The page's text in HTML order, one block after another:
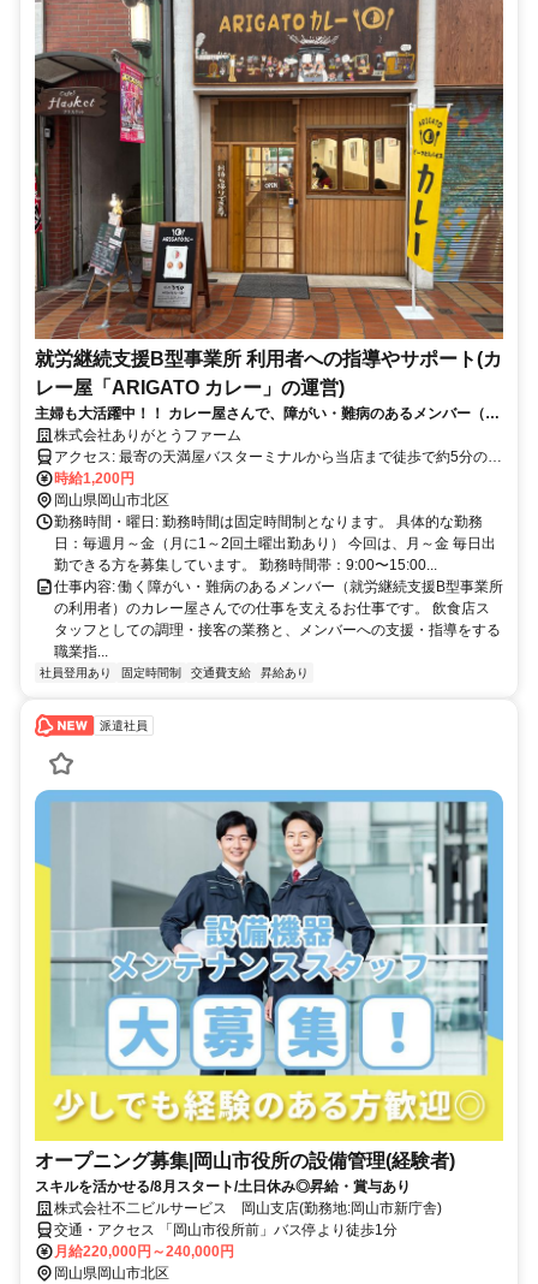
就労継続支援B型事業所 利用者への指導やサポート(カ
レー屋「ARIGATO カレー」の運営)
主婦も大活躍中！！ カレー屋さんで、障がい・難病のあるメンバー（就
労継続支援B型事業所の利用者）の仕事をサポートするお仕事です。
株式会社ありがとうファーム
アクセス: 最寄の天満屋バスターミナルから当店まで徒歩で約5分の距
離です。また、自転車やバイクでのアクセスも可能です。通勤に便利
な立地にありますので、ぜひご検討ください。
時給1,200円
岡山県岡山市北区
勤務時間・曜日: 勤務時間は固定時間制となります。 具体的な勤務
日：毎週月～金（月に1～2回土曜出勤あり） 今回は、月～金 毎日出
勤できる方を募集しています。 勤務時間帯：9:00〜15:00...
仕事内容: 働く障がい・難病のあるメンバー（就労継続支援B型事業所
の利用者）のカレー屋さんでの仕事を支えるお仕事です。 飲食店ス
タッフとしての調理・接客の業務と、メンバーへの支援・指導をする
職業指...
社員登用あり 固定時間制 交通費支給 昇給あり
派遣社員
オープニング募集|岡山市役所の設備管理(経験者)
スキルを活かせる/8月スタート/土日休み◎昇給・賞与あり
株式会社不二ビルサービス 岡山支店(勤務地:岡山市新庁舎)
交通・アクセス 「岡山市役所前」バス停より徒歩1分
月給220,000円～240,000円
岡山県岡山市北区